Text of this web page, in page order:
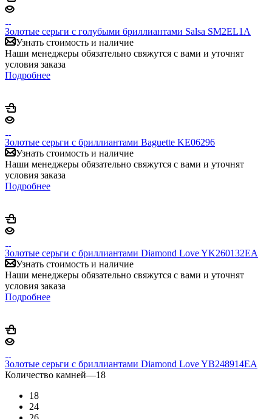
Золотые серьги с голубыми бриллиантами Salsa SM2EL1A
Узнать стоимость и наличие
Наши менеджеры обязательно свяжутся с вами и уточнят
условия заказа
Подробнее
Золотые серьги с бриллиантами Baguette KE06296
Узнать стоимость и наличие
Наши менеджеры обязательно свяжутся с вами и уточнят
условия заказа
Подробнее
Золотые серьги с бриллиантами Diamond Love YK260132EA
Узнать стоимость и наличие
Наши менеджеры обязательно свяжутся с вами и уточнят
условия заказа
Подробнее
Золотые серьги с бриллиантами Diamond Love YB248914EA
Количество камней—18
18
24